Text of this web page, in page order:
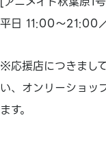
平日 11:00～21:00
※応援店につきまし
い、オンリーショッ
ます。